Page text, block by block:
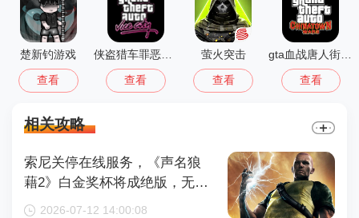
楚新钓游戏
查看
侠盗猎车罪恶都市中文版(GTA：SA MOD安装器)
查看
萤火突击
查看
gta血战唐人街汉化版1.01
查看
相关攻略
索尼关停在线服务，《声名狼
藉2》白金奖杯将成绝版，无法
再获取
2026-07-12 14:00:08